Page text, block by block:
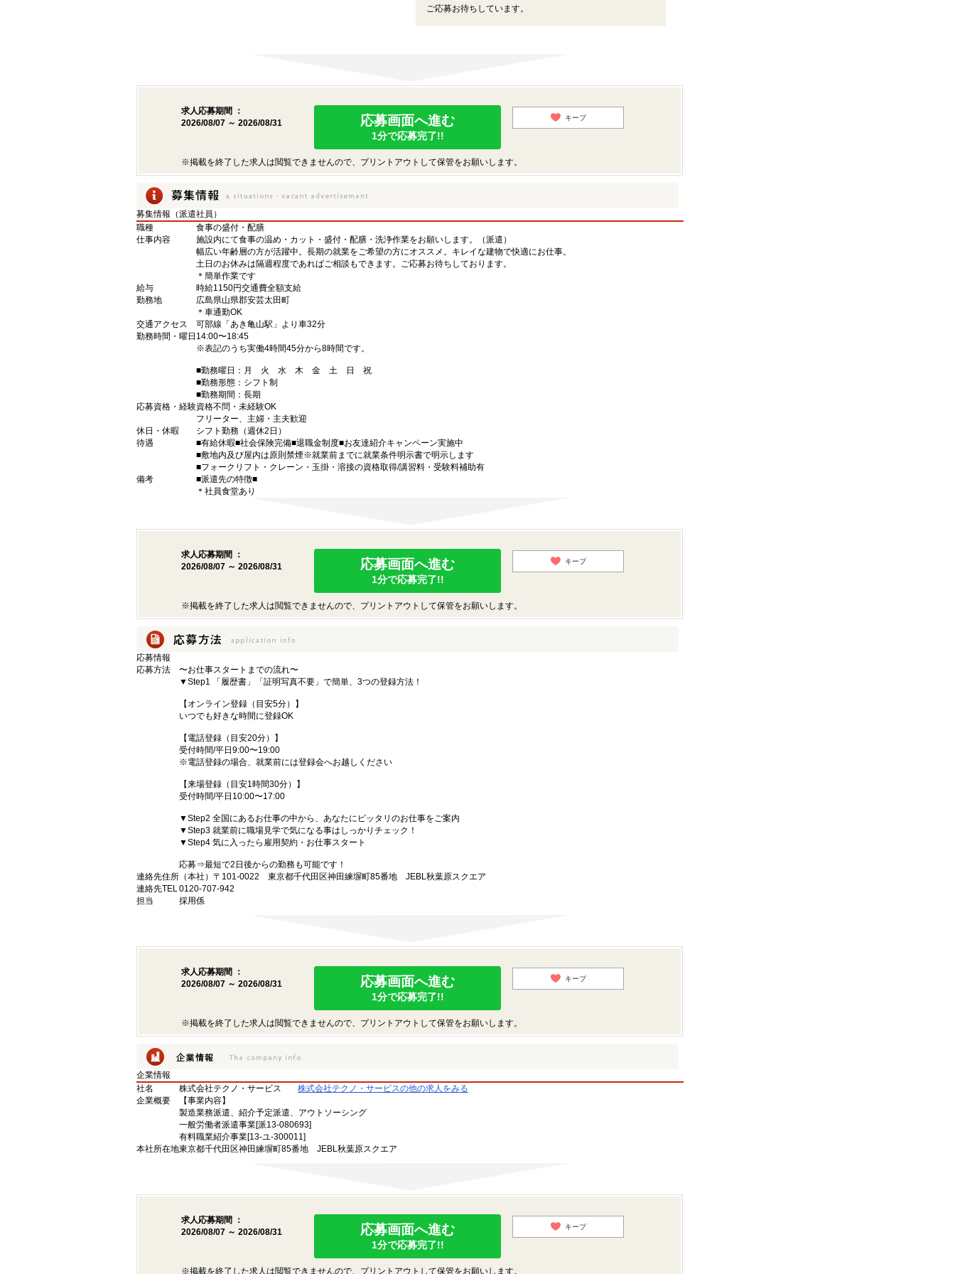
ご応募お待ちしています。
求人応募期間 ：
2026/08/07 ～ 2026/08/31
応募画面へ進む
1分で応募完了!!
キープ
※掲載を終了した求人は閲覧できませんので、プリントアウトして保管をお願いします。
募集情報（派遣社員）
職種
食事の盛付・配膳
仕事内容
施設内にて食事の温め・カット・盛付・配膳・洗浄作業をお願いします。（派遣）
幅広い年齢層の方が活躍中。長期の就業をご希望の方にオススメ。キレイな建物で快適にお仕事。
土日のお休みは隔週程度であればご相談もできます。ご応募お待ちしております。
＊簡単作業です
給与
時給1150円交通費全額支給
勤務地
広島県山県郡安芸太田町
＊車通勤OK
交通アクセス
可部線「あき亀山駅」より車32分
勤務時間・曜日 14:00〜18:45
※表記のうち実働4時間45分から8時間です。
■勤務曜日：月 火 水 木 金 土 日 祝
■勤務形態：シフト制
■勤務期間：長期
応募資格・経験資格不問・未経験OK
フリーター、主婦・主夫歓迎
休日・休暇
シフト勤務（週休2日）
待遇
■有給休暇■社会保険完備■退職金制度■お友達紹介キャンペーン実施中
■敷地内及び屋内は原則禁煙※就業前までに就業条件明示書で明示します
■フォークリフト・クレーン・玉掛・溶接の資格取得/講習料・受験料補助有
備考
■派遣先の特徴■
＊社員食堂あり
求人応募期間 ：
2026/08/07 ～ 2026/08/31
応募画面へ進む
1分で応募完了!!
キープ
※掲載を終了した求人は閲覧できませんので、プリントアウトして保管をお願いします。
応募情報
応募方法
〜お仕事スタートまでの流れ〜
▼Step1 「履歴書」「証明写真不要」で簡単、3つの登録方法！
【オンライン登録（目安5分）】
いつでも好きな時間に登録OK
【電話登録（目安20分）】
受付時間/平日9:00〜19:00
※電話登録の場合、就業前には登録会へお越しください
【来場登録（目安1時間30分）】
受付時間/平日10:00〜17:00
▼Step2 全国にあるお仕事の中から、あなたにピッタリのお仕事をご案内
▼Step3 就業前に職場見学で気になる事はしっかりチェック！
▼Step4 気に入ったら雇用契約・お仕事スタート
応募⇒最短で2日後からの勤務も可能です！
連絡先住所 （本社）〒101-0022 東京都千代田区神田練塀町85番地 JEBL秋葉原スクエア
連絡先TEL0120-707-942
担当
採用係
求人応募期間 ：
2026/08/07 ～ 2026/08/31
応募画面へ進む
1分で応募完了!!
キープ
※掲載を終了した求人は閲覧できませんので、プリントアウトして保管をお願いします。
企業情報
社名
株式会社テクノ・サービス
株式会社テクノ・サービスの他の求人をみる
企業概要
【事業内容】
製造業務派遣、紹介予定派遣、アウトソーシング
一般労働者派遣事業[派13-080693]
有料職業紹介事業[13-ユ-300011]
本社所在地東京都千代田区神田練塀町85番地 JEBL秋葉原スクエア
求人応募期間 ：
2026/08/07 ～ 2026/08/31
応募画面へ進む
1分で応募完了!!
キープ
※掲載を終了した求人は閲覧できませんので、プリントアウトして保管をお願いします。